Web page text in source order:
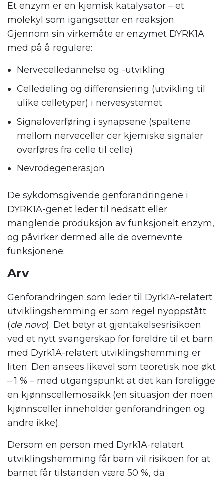
Et enzym er en kjemisk katalysator – et
molekyl som igangsetter en reaksjon.
Gjennom sin virkemåte er enzymet DYRK1A
med på å regulere:
Nervecelledannelse og -utvikling
Celledeling og differensiering (utvikling til
ulike celletyper) i nervesystemet
Signaloverføring i synapsene (spaltene
mellom nerveceller der kjemiske signaler
overføres fra celle til celle)
Nevrodegenerasjon
De sykdomsgivende genforandringene i
DYRK1A-genet leder til nedsatt eller
manglende produksjon av funksjonelt enzym,
og påvirker dermed alle de overnevnte
funksjonene.
Arv
Genforandringen som leder til Dyrk1A-relatert
utviklingshemming er som regel nyoppstått
(de novo). Det betyr at gjentakelsesrisikoen
ved et nytt svangerskap for foreldre til et barn
med Dyrk1A-relatert utviklingshemming er
liten. Den ansees likevel som teoretisk noe økt
– 1 % – med utgangspunkt at det kan foreligge
en kjønnscellemosaikk (en situasjon der noen
kjønnsceller inneholder genforandringen og
andre ikke).
Dersom en person med Dyrk1A-relatert
utviklingshemming får barn vil risikoen for at
barnet får tilstanden være 50 %, da